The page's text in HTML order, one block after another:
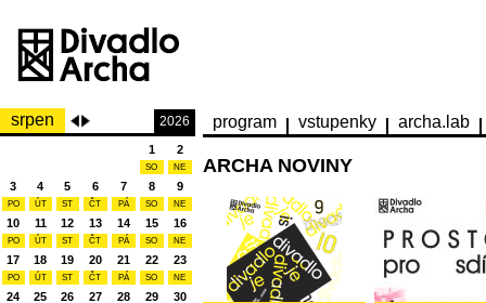
srpen 2026
1
SO
2
NE
3
PO
4
ÚT
5
ST
6
ČT
7
PÁ
8
SO
9
NE
10
PO
11
ÚT
12
ST
13
ČT
14
PÁ
15
SO
16
NE
17
PO
18
ÚT
19
ST
20
ČT
21
PÁ
22
SO
23
NE
24 25 26 27 28 29 30
program vstupenky archa.lab
ARCHA NOVINY